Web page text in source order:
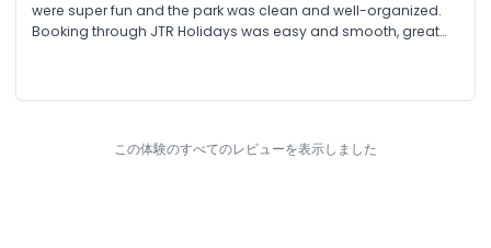
were super fun and the park was clean and well-organized.
Booking through JTR Holidays was easy and smooth, great
この体験のすべてのレビューを表示しました